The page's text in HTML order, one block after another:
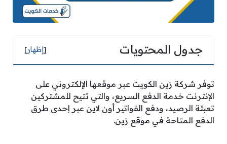
جدول المحتويات [إظهار]
توفر شركة زين الكويت عبر موقعها الإلكتروني على
الإنترنت خدمة الدفع السريع، والتي تتيح للمشتركين
تعبئة الرصيد، ودفع الفواتير أون لاين عبر إحدى طرق
الدفع المتاحة في موقع زين.